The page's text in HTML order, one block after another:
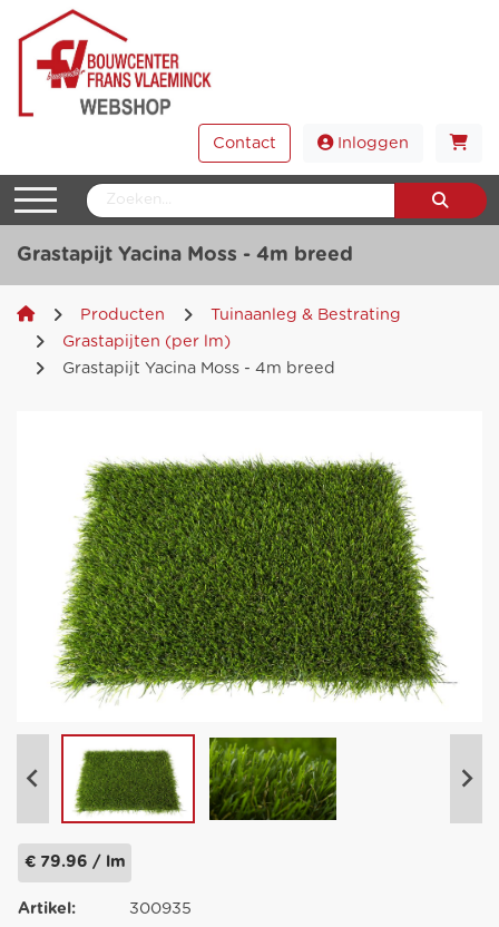
Contact Inloggen
Grastapijt Yacina Moss - 4m breed
Producten
Tuinaanleg & Bestrating
Grastapijten (per lm)
Grastapijt Yacina Moss - 4m breed
€ 79.96 / lm
Artikel:
300935